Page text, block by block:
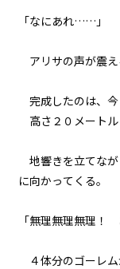
「なにあれ……」
アリサの声が震え
完成したのは、今
高さ２０メートル
地響きを立てな
に向かってくる。
「無理無理無理！
４体分のゴーレ